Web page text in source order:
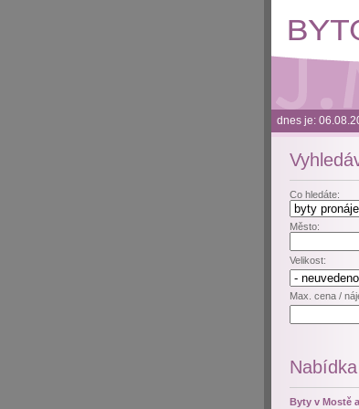
dnes je:
Co hledáte:
Město:
Velikost:
Max. cena /
Byty v Mostě